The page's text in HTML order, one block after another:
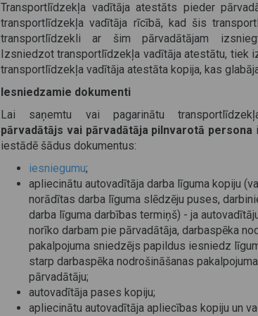
Transportlīdzekļa vadītāja atestāts pieder
transportlīdzekļa vadītāja rīcībā, kad šis
transportlīdzekli ar šim pārvadātājam
Izsniedzot transportlīdzekļa vadītāja atestātu, tiek
transportlīdzekļa vadītāja atestāta kopija, kas
Iesniedzamie dokumenti
Lai saņemtu vai pagarinātu
pārvadātājs vai pārvadātāja pilnvarotā persona
iestādē šādus dokumentus:
iesniegumu;
apliecinātu autovadītāja darba līguma kopiju
norādītas darba līguma slēdzēju puses,
darba līguma darbības termiņš) - ja
norīko darbam pie pārvadātāja, darbaspēka
pakalpojuma sniedzējs papildus iesniedz
starp darbaspēka nodrošināšanas
pārvadātāju;
autovadītāja pases kopiju;
apliecinātu autovadītāja apliecības kopiju un